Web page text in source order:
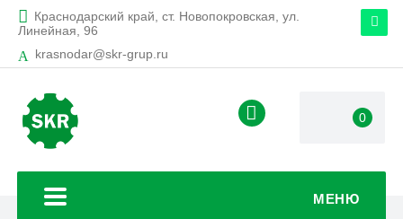
Краснодарский край, ст. Новопокровская, ул.
Линейная, 96
krasnodar@skr-grup.ru
0
МЕНЮ